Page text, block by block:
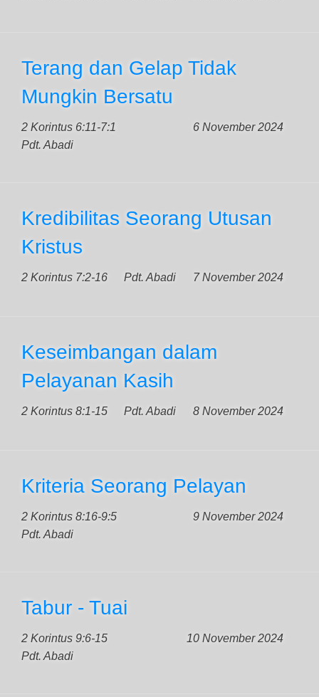
Terang dan Gelap Tidak
Mungkin Bersatu
2 Korintus 6:11-7:1
6 November 2024
Pdt. Abadi
Kredibilitas Seorang Utusan
Kristus
2 Korintus 7:2-16 7 November 2024
Pdt. Abadi
Keseimbangan dalam
Pelayanan Kasih
2 Korintus 8:1-15 8 November 2024
Pdt. Abadi
Kriteria Seorang Pelayan
2 Korintus 8:16-9:5
9 November 2024
Pdt. Abadi
Tabur - Tuai
2 Korintus 9:6-15
10 November 2024
Pdt. Abadi